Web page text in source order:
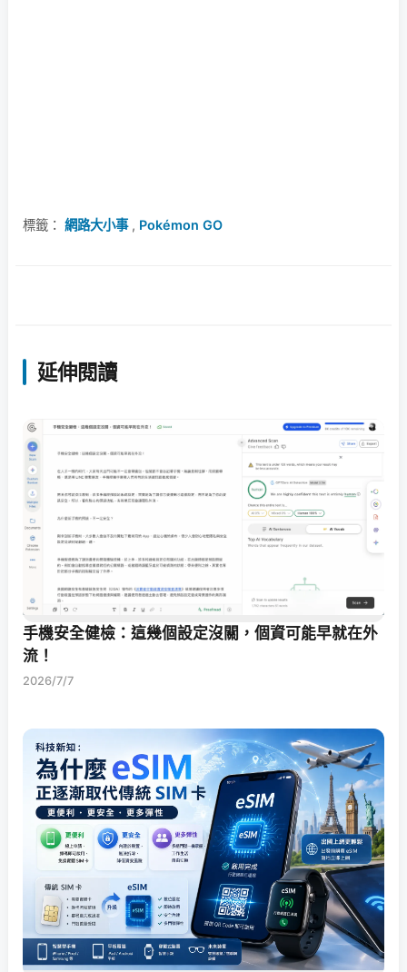
標籤： 網路大小事, Pokémon GO
延伸閱讀
手機安全健檢：這幾個設定沒關，個資可能早就在外
流！
2026/7/7